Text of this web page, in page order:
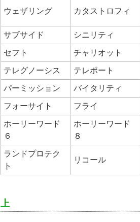
ウェザリング カタストロフィ
サブサイド シニリティ
セフト チャリオット
テレグノーシス テレポート
パーミッション バイタリティ
フォーサイト フライ
ホーリーワード
６
ホーリーワード
８
ランドプロテク
ト
リコール
上